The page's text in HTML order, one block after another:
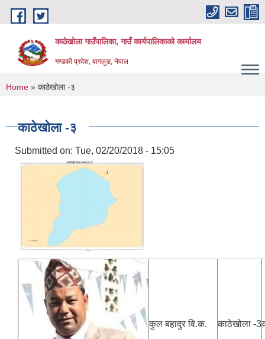
Skip to main content
काठेखोला गाउँपालिका, गाउँ कार्यपालिकाको कार्यालय
गण्डकी प्रदेश, बागलुङ, नेपाल
You are here
Home » काठेखोला -३
काठेखोला -३
Submitted on: Tue, 02/20/2018 - 15:05
कुल बहादुर वि.क. काठेखोला -3